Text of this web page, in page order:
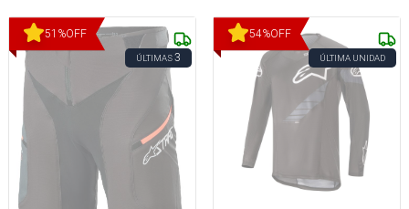
51 %OFF
ÚLTIMAS3
54%OFF
ÚLTIMA UNIDAD